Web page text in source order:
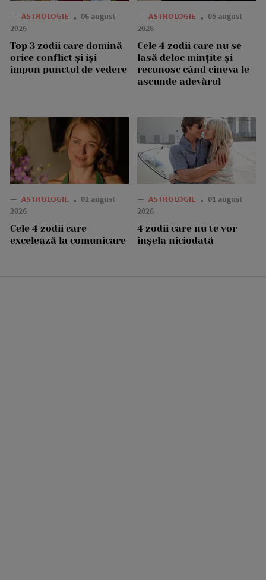
— ASTROLOGIE
06 august
2026
Top 3 zodii care domină
orice conflict și își
impun punctul de vedere
— ASTROLOGIE
05 august
2026
Cele 4 zodii care nu se
lasă deloc mințite și
recunosc când cineva le
ascunde adevărul
— ASTROLOGIE
02 august
2026
Cele 4 zodii care
excelează la comunicare
— ASTROLOGIE
01 august
2026
4 zodii care nu te vor
înșela niciodată